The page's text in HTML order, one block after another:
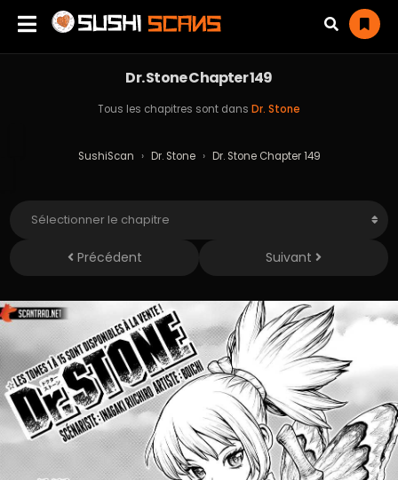
Dr. Stone Chapter 149
Tous les chapitres sont dans Dr. Stone
SushiScan › Dr. Stone › Dr. Stone Chapter 149
Précédent Suivant